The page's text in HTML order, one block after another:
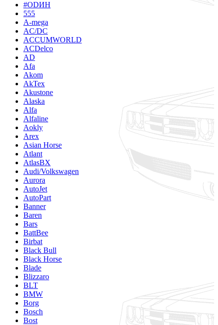
#ODИН
555
A-mega
AC/DC
ACCUMWORLD
ACDelco
AD
Afa
Akom
AkTex
Akustone
Alaska
Alfa
Alfaline
Aokly
Arex
Asian Horse
Atlant
AtlasBX
Audi/Volkswagen
Aurora
AutoJet
AutoPart
Banner
Baren
Bars
BattBee
Birbat
Black Bull
Black Horse
Blade
Blizzaro
BLT
BMW
Borg
Bosch
Bost